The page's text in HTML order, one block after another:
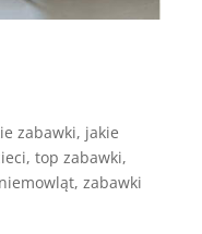
zabawki, jakie
,top zabawki,
,zabawki